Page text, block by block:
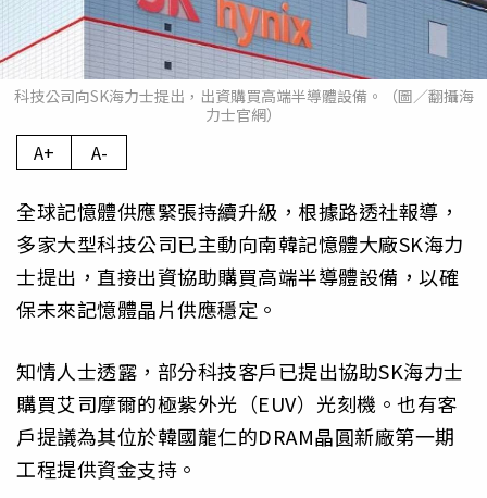
科技公司向SK海力士提出，出資購買高端半導體設備。（圖／翻攝海
力士官網）
A+ A-
全球記憶體供應緊張持續升級，根據路透社報導，
多家大型科技公司已主動向南韓記憶體大廠SK海力
士提出，直接出資協助購買高端半導體設備，以確
保未來記憶體晶片供應穩定。
知情人士透露，部分科技客戶已提出協助SK海力士
購買艾司摩爾的極紫外光（EUV）光刻機。也有客
戶提議為其位於韓國龍仁的DRAM晶圓新廠第一期
工程提供資金支持。